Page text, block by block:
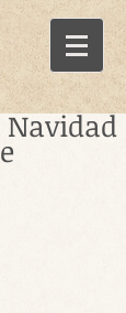
Navidad